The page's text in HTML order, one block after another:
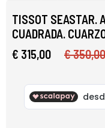
TISSOT SEASTAR.
CUADRADA.
€ 315,00
€ 350,00